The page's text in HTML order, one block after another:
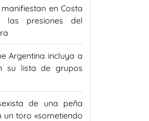
en Costa
presiones del
Argentina incluya a
su lista de grupos
de una peña
un toro «sometiendo